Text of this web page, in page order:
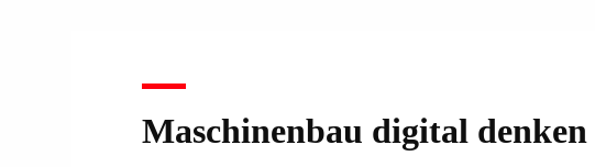
Maschinenbau digital denken